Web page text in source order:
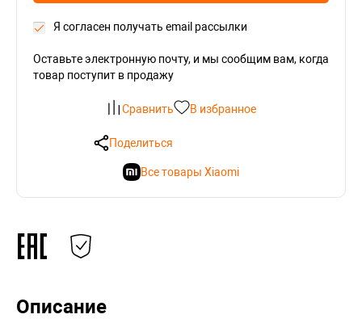
Я согласен получать email рассылки
Оставьте электронную почту, и мы сообщим вам, когда
товар поступит в продажу
Сравнить В избранное
Поделиться
Все товары Xiaomi
Описание